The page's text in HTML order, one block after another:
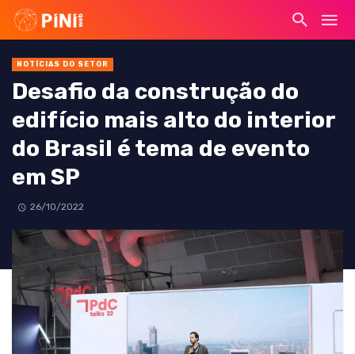
NOTÍCIAS DO SETOR
Desafio da construção do
edifício mais alto do interior
do Brasil é tema de evento
em SP
26/10/2022